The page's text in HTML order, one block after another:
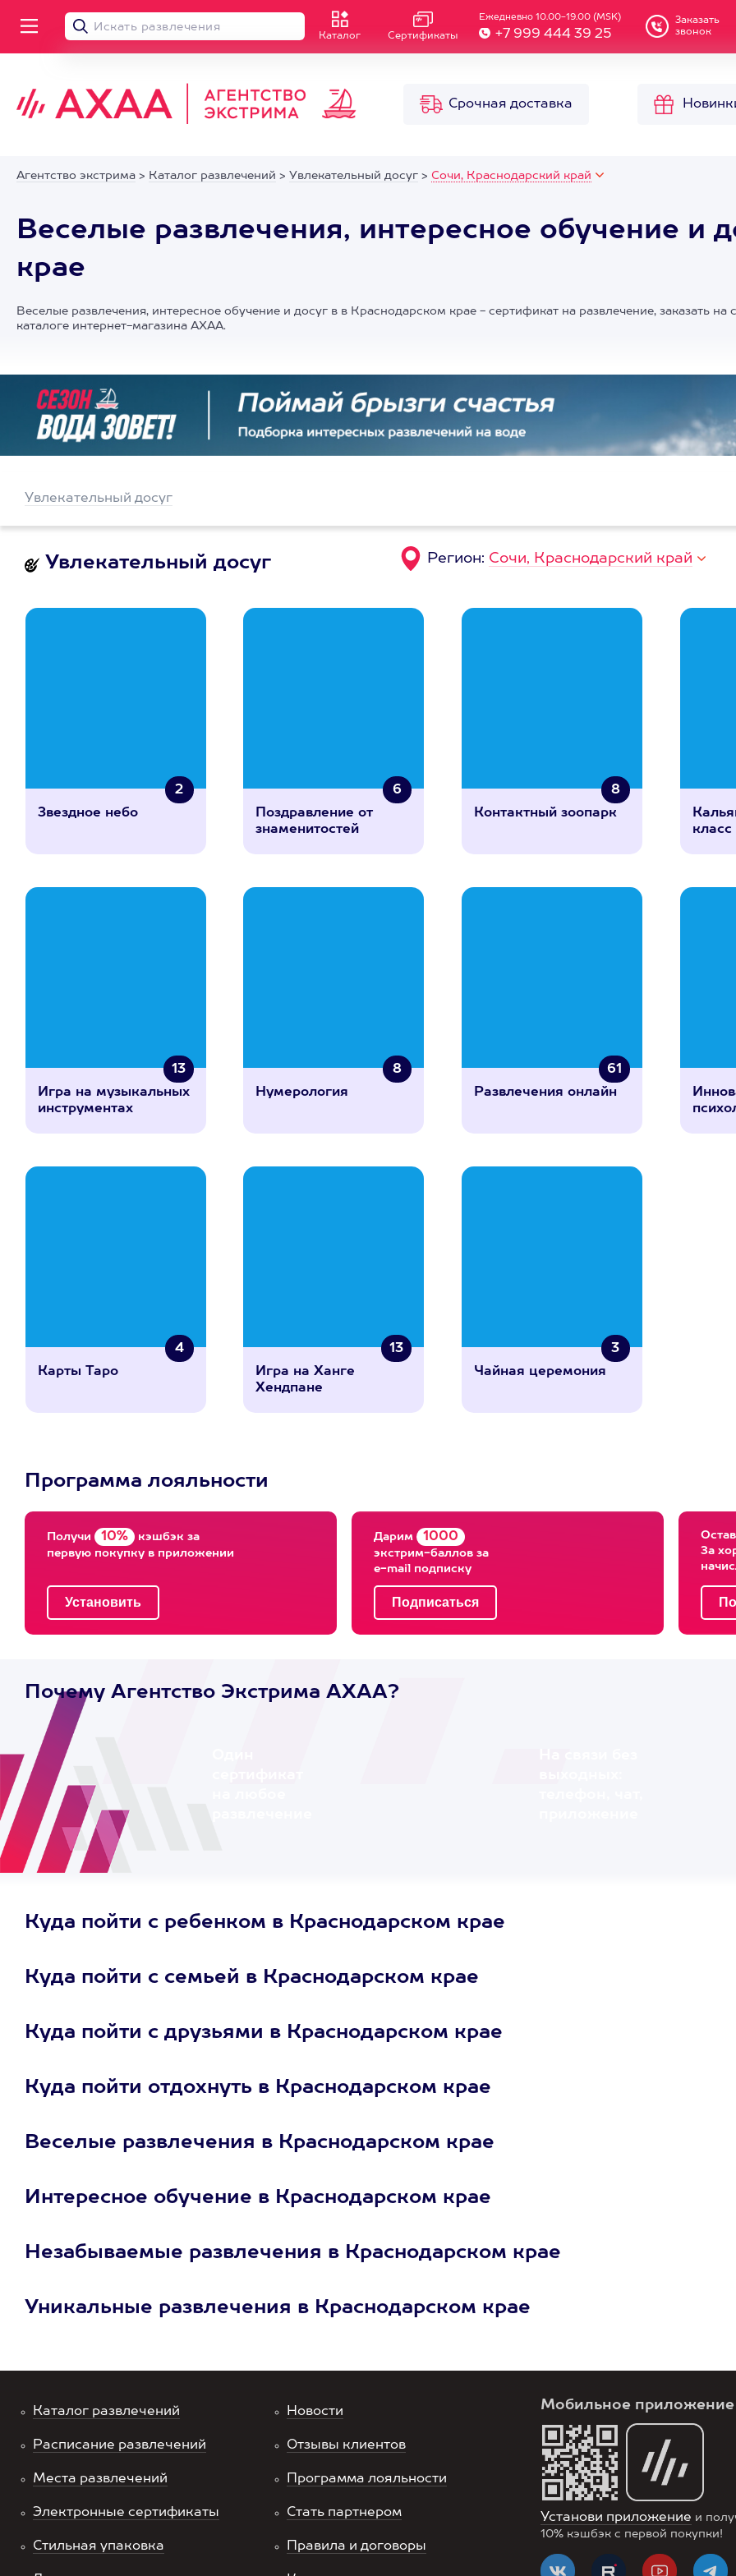
Каталог Сертификаты
Ежедневно 10.00-19.00 (MSK)
+7 999 444 39 25
Заказать
звонок
Срочная доставка
Агентство экстрима > Каталог развлечений > Увлекательный досуг > Сочи, Краснодарский край
Веселые развлечения, интересное обучение и
крае
Веселые развлечения, интересное обучение и досуг в в Краснодарском крае - сертификат на развлечение, заказать
каталоге интернет-магазина АХАА.
Увлекательный досуг
Увлекательный досуг Регион: Сочи, Краснодарский край
2
Звездное небо
6
Поздравление от
знаменитостей
8
Контактный зоопарк
класс
13
Игра на музыкальных
инструментах
8
Нумерология
61
Развлечения онлайн
4
Карты Таро
13
Игра на Ханге
Хендпане
3
Чайная церемония
Программа лояльности
Получи 10% кэшбэк за
первую покупку в приложении
Дарим 1000
экстрим-баллов за
e-mail подписку
За
Почему Агентство Экстрима AXAA?
Куда пойти с ребенком в Краснодарском крае
Куда пойти с семьей в Краснодарском крае
Куда пойти с друзьями в Краснодарском крае
Куда пойти отдохнуть в Краснодарском крае
Веселые развлечения в Краснодарском крае
Интересное обучение в Краснодарском крае
Незабываемые развлечения в Краснодарском крае
Уникальные развлечения в Краснодарском крае
Каталог развлечений
Расписание развлечений
Места развлечений
Электронные сертификаты
Стильная упаковка
Новости
Отзывы клиентов
Программа лояльности
Стать партнером
Правила и договоры
Мобильное приложение
Установи приложение и
10% кэшбэк с первой покупки!